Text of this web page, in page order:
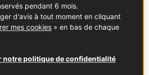
en 2004, s’y succédaient des
tantôt jeunes paysans, tantôt
En juin 2019, une équipe
profils complémentaires
pendant 6 mois.
d'avis à tout moment en cliquant
mes cookies » en bas de chaque
notre politique de confidentialité